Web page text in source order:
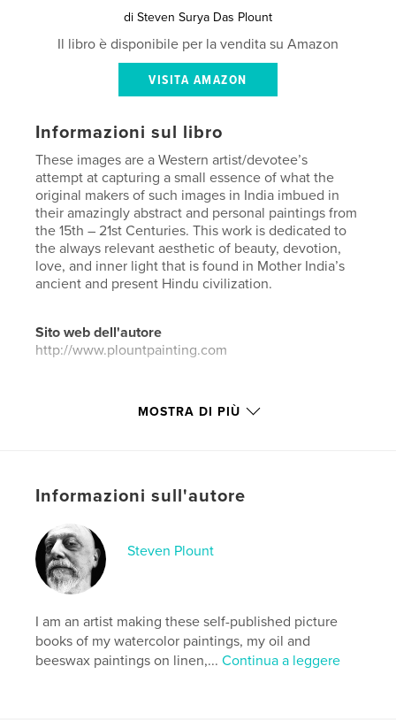
di Steven Surya Das Plount
Il libro è disponibile per la vendita su Amazon
VISITA AMAZON
Informazioni sul libro
These images are a Western artist/devotee’s
attempt at capturing a small essence of what the
original makers of such images in India imbued in
their amazingly abstract and personal paintings from
the 15th – 21st Centuries. This work is dedicated to
the always relevant aesthetic of beauty, devotion,
love, and inner light that is found in Mother India’s
ancient and present Hindu civilization.
Sito web dell'autore
http://www.plountpainting.com
Funzionalità e dettagli
Formato del progetto:Verticale standard, 20×25 cm
N° di pagine:44
ISBN
Copertina morbida: 9798210364098
Data di pubblicazione:
Lingua
Parole chiave
MOSTRA DI PIÙ
Informazioni sull'autore
Steven Plount
I am an artist making these self-published picture
books of my watercolor paintings, my oil and
beeswax paintings on linen,...Continua a leggere